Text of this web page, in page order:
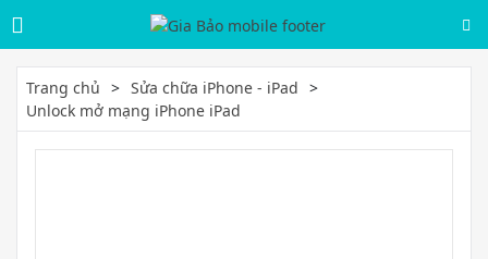
Trang chủ
Sửa chữa iPhone - iPad
Unlock mở mạng iPhone iPad